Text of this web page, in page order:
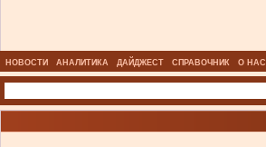
НОВОСТИ АНАЛИТИКА ДАЙДЖЕСТ СПРАВОЧНИК О НАС